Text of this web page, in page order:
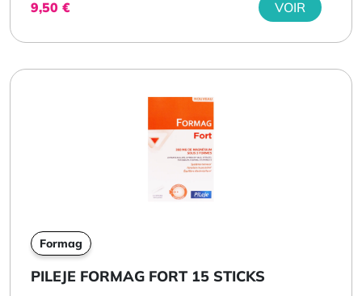
9,50 € VOIR
Formag
PILEJE FORMAG FORT 15 STICKS